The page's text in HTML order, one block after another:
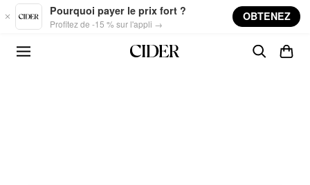
Skip to main content
Pourquoi payer le prix fort ?
Profitez de -15 % sur l'appli →
OBTENEZ